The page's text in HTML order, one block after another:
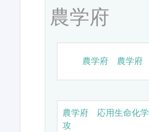
農学府
農学府 農学府
農学府 応用生命化
攻